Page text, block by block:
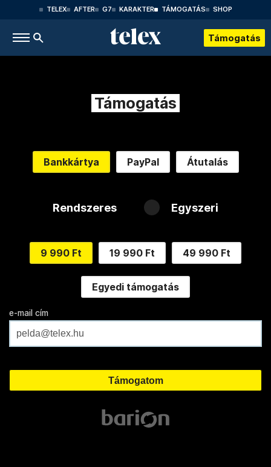
TELEX AFTER G7 KARAKTER TÁMOGATÁS SHOP
Támogatás
Támogatás
Bankkártya PayPal Átutalás
Rendszeres Egyszeri
9 990 Ft 19 990 Ft 49 990 Ft
Egyedi támogatás
e-mail cím